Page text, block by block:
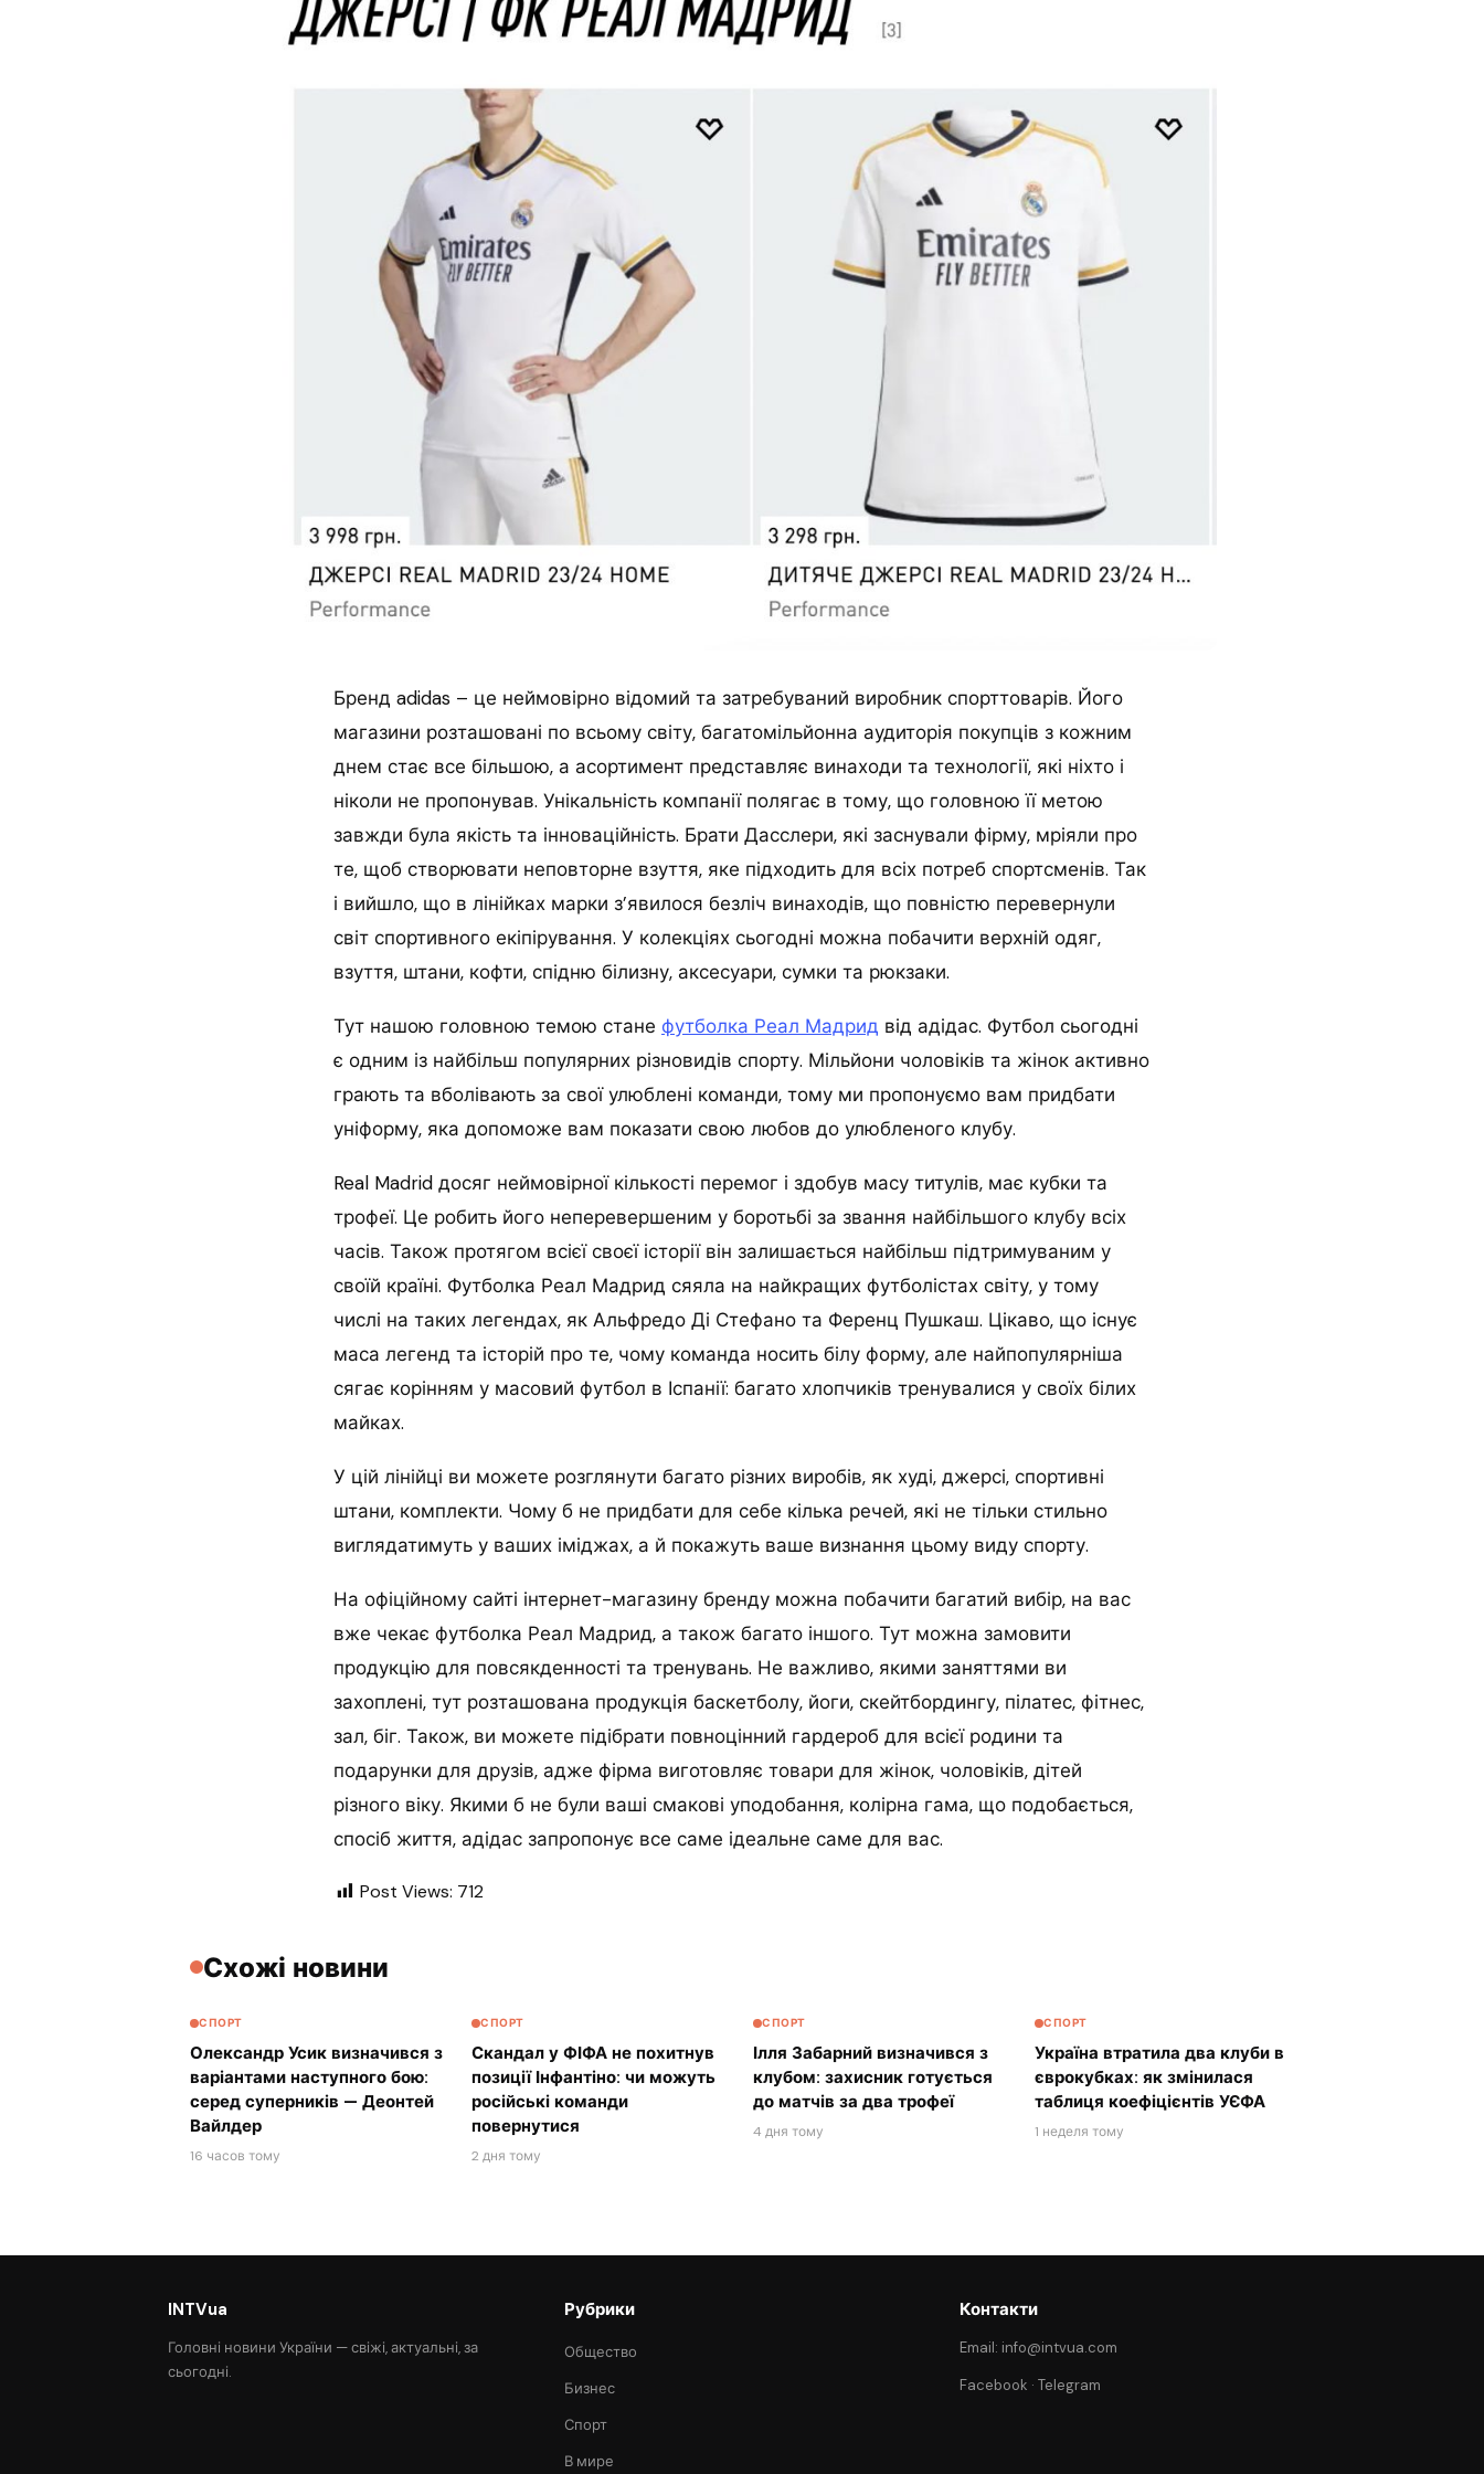
Бренд adidas – це неймовірно відомий та затребуваний виробник спорттоварів. Його
магазини розташовані по всьому світу, багатомільйонна аудиторія покупців з кожним
днем стає все більшою, а асортимент представляє винаходи та технології, які ніхто і
ніколи не пропонував. Унікальність компанії полягає в тому, що головною її метою
завжди була якість та інноваційність. Брати Дасслери, які заснували фірму, мріяли про
те, щоб створювати неповторне взуття, яке підходить для всіх потреб спортсменів. Так
і вийшло, що в лінійках марки з’явилося безліч винаходів, що повністю перевернули
світ спортивного екіпірування. У колекціях сьогодні можна побачити верхній одяг,
взуття, штани, кофти, спідню білизну, аксесуари, сумки та рюкзаки.
Тут нашою головною темою стане футболка Реал Мадрид від адідас. Футбол сьогодні
є одним із найбільш популярних різновидів спорту. Мільйони чоловіків та жінок активно
грають та вболівають за свої улюблені команди, тому ми пропонуємо вам придбати
уніформу, яка допоможе вам показати свою любов до улюбленого клубу.
Real Madrid досяг неймовірної кількості перемог і здобув масу титулів, має кубки та
трофеї. Це робить його неперевершеним у боротьбі за звання найбільшого клубу всіх
часів. Також протягом всієї своєї історії він залишається найбільш підтримуваним у
своїй країні. Футболка Реал Мадрид сяяла на найкращих футболістах світу, у тому
числі на таких легендах, як Альфредо Ді Стефано та Ференц Пушкаш. Цікаво, що існує
маса легенд та історій про те, чому команда носить білу форму, але найпопулярніша
сягає корінням у масовий футбол в Іспанії: багато хлопчиків тренувалися у своїх білих
майках.
У цій лінійці ви можете розглянути багато різних виробів, як худі, джерсі, спортивні
штани, комплекти. Чому б не придбати для себе кілька речей, які не тільки стильно
виглядатимуть у ваших іміджах, а й покажуть ваше визнання цьому виду спорту.
На офіційному сайті інтернет-магазину бренду можна побачити багатий вибір, на вас
вже чекає футболка Реал Мадрид, а також багато іншого. Тут можна замовити
продукцію для повсякденності та тренувань. Не важливо, якими заняттями ви
захоплені, тут розташована продукція баскетболу, йоги, скейтбордингу, пілатес, фітнес,
зал, біг. Також, ви можете підібрати повноцінний гардероб для всієї родини та
подарунки для друзів, адже фірма виготовляє товари для жінок, чоловіків, дітей
різного віку. Якими б не були ваші смакові уподобання, колірна гама, що подобається,
спосіб життя, адідас запропонує все саме ідеальне саме для вас.
Post Views: 712
Схожі новини
СПОРТ
Олександр Усик визначився з
варіантами наступного бою:
серед суперників — Деонтей
Вайлдер
16 часов тому
СПОРТ
Скандал у ФІФА не похитнув
позиції Інфантіно: чи можуть
російські команди
повернутися
2 дня тому
СПОРТ
Ілля Забарний визначився з
клубом: захисник готується
до матчів за два трофеї
4 дня тому
СПОРТ
Україна втратила два клуби в
єврокубках: як змінилася
таблиця коефіцієнтів УЄФА
1 неделя тому
INTVua
Головні новини України — свіжі, актуальні, за
сьогодні.
Рубрики
Общество
Бизнес
Спорт
В мире
Контакти
Email: info@intvua.com
Facebook ·Telegram